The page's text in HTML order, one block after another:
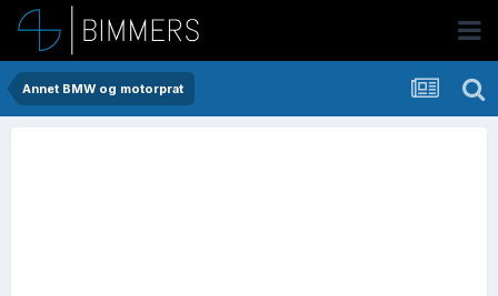
Annet BMW og motorprat